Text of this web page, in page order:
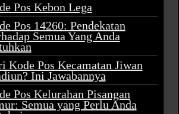
Pos Kebon Lega
Pos 14260: Pendekatan
Semua Yang Anda
Kode Pos Kecamatan Jiwan
Ini Jawabannya
Pos Kelurahan Pisangan
Semua yang Perlu Anda